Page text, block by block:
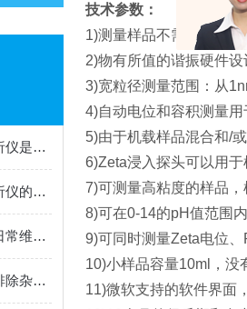
超声电声法及Zeta电位分析仪是测量颗粒表面电荷的技术
超声电声法及Zeta电位分析仪的基本原理概括
超声电声法Zeta电位仪的日常维护与故障排查方法
超声电声法Zeta电位仪可排除杂质及样品污染的干扰
技术参数：
1)测量样品不需要稀释
2)物有所值的谐振硬件设
3)宽粒径测量范围：从
4)自动电位和容积测量
5)由于机载样品混合和/
6)Zeta浸入探头可以用
7)可测量高粘度的样品，
8)可在0-14的pH值范围
9)可同时测量Zeta电位、
10)小样品容量10ml，没
11)微软支持的软件界面